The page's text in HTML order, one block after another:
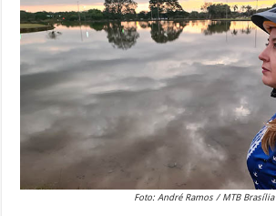
Foto: André Ramos / MTB Brasília